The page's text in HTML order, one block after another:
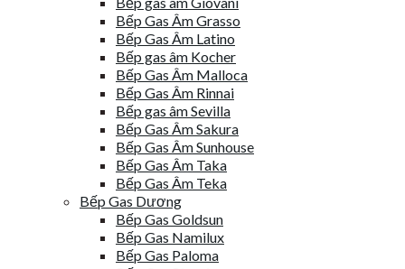
Bếp Gas Âm Grasso
Bếp Gas Âm Latino
Bếp gas âm Kocher
Bếp Gas Âm Malloca
Bếp Gas Âm Rinnai
Bếp gas âm Sevilla
Bếp Gas Âm Sakura
Bếp Gas Âm Sunhouse
Bếp Gas Âm Taka
Bếp Gas Âm Teka
Bếp Gas Dương
Bếp Gas Goldsun
Bếp Gas Namilux
Bếp Gas Paloma